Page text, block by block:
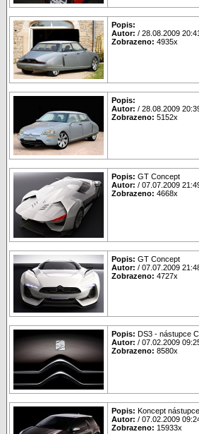
Popis:
Autor: / 28.08.2009
Zobrazeno: 4935x
Popis:
Autor: / 28.08.2009
Zobrazeno: 5152x
Popis: GT Concept
Autor: / 07.07.2009
Zobrazeno: 4668x
Popis: GT Concept
Autor: / 07.07.2009
Zobrazeno: 4727x
Popis: DS3 - nástupce
Autor: / 07.02.2009
Zobrazeno: 8580x
Popis: Koncept
Autor: / 07.02.2009
Zobrazeno: 15933x